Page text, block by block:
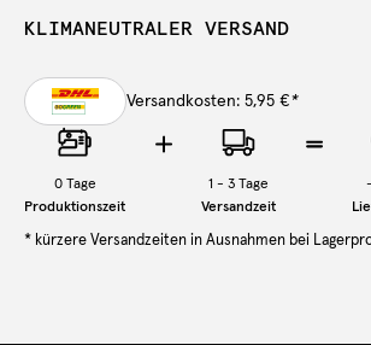
KLIMANEUTRALER VERSAND
Versandkosten: 5,95 €*
0Tage
Produktionszeit
1 - 3 Tage
Versandzeit
-
* kürzere Versandzeiten in Ausnahmen bei